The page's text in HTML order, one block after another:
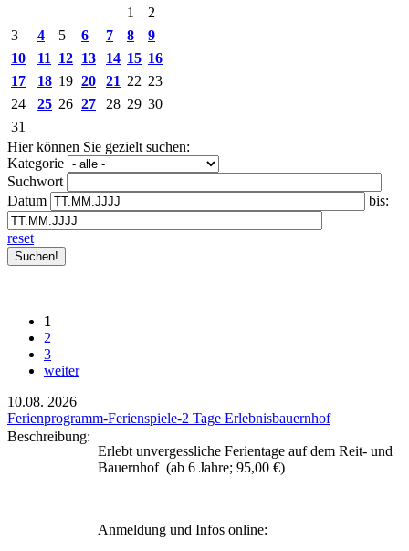
1
2
3
4 5 6 7 8
9
10
11 12 13 14 15 16
17
18 19 20 21 22 23
24
25 26 27 28 29 30
31
Hier können Sie gezielt suchen:
Kategorie
Suchwort
Datum
bis:
reset
1
2
3
weiter
10.08. 2026
Ferienprogramm-Ferienspiele-2 Tage Erlebnisbauernhof
Beschreibung:
Erlebt unvergessliche Ferientage auf dem Reit- und
Bauernhof (ab 6 Jahre; 95,00 €)
Anmeldung und Infos online: